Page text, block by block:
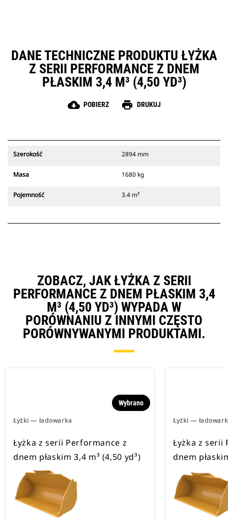
DANE TECHNICZNE PRODUKTU ŁYŻKA
Z SERII PERFORMANCE Z DNEM
PŁASKIM 3,4 M³ (4,50 YD³)
cloud_download POBIERZ print DRUKUJ
Szerokość 2894 mm
Masa 1680 kg
Pojemność 3.4 m³
ZOBACZ, JAK ŁYŻKA Z SERII
PERFORMANCE Z DNEM PŁASKIM 3,4
M³ (4,50 YD³) WYPADA W
PORÓWNANIU Z INNYMI CZĘSTO
PORÓWNYWANYMI PRODUKTAMI.
Łyżki — ładowarka
Wybrano
Łyżka z serii Performance z
dnem płaskim 3,4 m³ (4,50 yd³)
Łyżki —
Łyżka z serii
dnem